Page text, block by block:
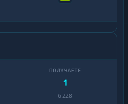
1
6 228